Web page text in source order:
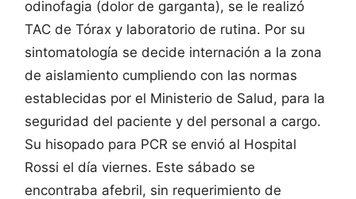
odinofagia (dolor de garganta), se le realizó
TAC de Tórax y laboratorio de rutina. Por su
sintomatología se decide internación a la zona
de aislamiento cumpliendo con las normas
establecidas por el Ministerio de Salud, para la
seguridad del paciente y del personal a cargo.
Su hisopado para PCR se envió al Hospital
Rossi el día viernes. Este sábado se
encontraba afebril, sin requerimiento de